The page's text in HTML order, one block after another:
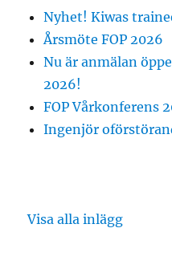
Nyhet! Kiwas
Årsmöte FOP 2026
Nu är anmälan
2026!
FOP Vårkonferens
Ingenjör
Visa alla inlägg